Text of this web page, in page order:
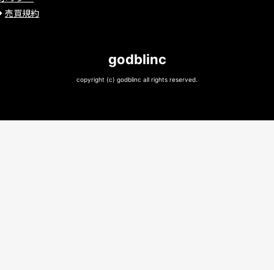
売買規約
godblinc
copyright (c) godblinc all rights reserved.